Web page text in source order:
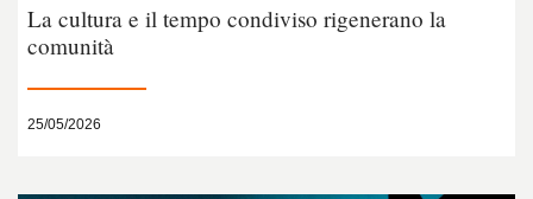
La cultura e il tempo condiviso rigenerano la
comunità
25/05/2026